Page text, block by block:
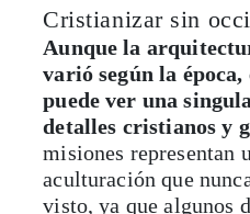
Cristianizar sin
Aunque la
varió según la
puede ver una
detalles cristianos y
misiones representan
aculturación que
visto, ya que algunos